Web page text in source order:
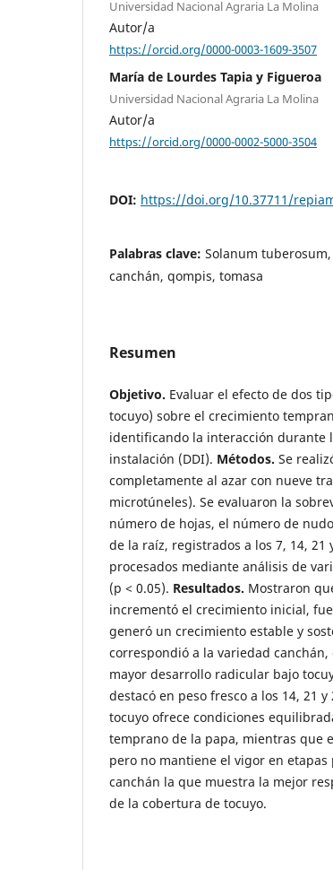
Universidad Nacional Agraria La Molina
Autor/a
https://orcid.org/0000-0003-1609-3507
María de Lourdes Tapia y Figueroa
Universidad Nacional Agraria La Molina
Autor/a
https://orcid.org/0000-0002-5000-3504
DOI: https://doi.org/10.37711/
Palabras clave: Solanum
canchán, qompis, tomasa
Resumen
Objetivo. Evaluar el efecto de dos
tocuyo) sobre el crecimiento
identificando la interacción durante
instalación (DDI). Métodos. Se
completamente al azar con nueve
microtúneles). Se evaluaron la
número de hojas, el número de
de la raíz, registrados a los 7, 14, 21
procesados mediante análisis de
(p < 0.05). Resultados. Mostraron
incrementó el crecimiento inicial,
generó un crecimiento estable y
correspondió a la variedad
mayor desarrollo radicular bajo
destacó en peso fresco a los 14, 21
tocuyo ofrece condiciones
temprano de la papa, mientras que
pero no mantiene el vigor en
canchán la que muestra la mejor
de la cobertura de tocuyo.